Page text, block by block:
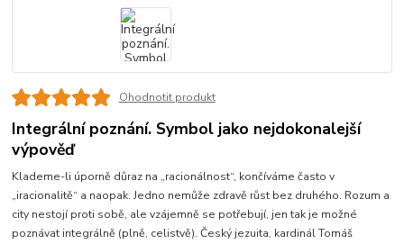
Ohodnotit produkt
Integrální poznání. Symbol jako nejdokonalejší
výpověď
Klademe-li úporně důraz na „racionálnost“, končíváme často v
„iracionalitě“ a naopak. Jedno nemůže zdravě růst bez druhého. Rozum a
city nestojí proti sobě, ale vzájemně se potřebují, jen tak je možné
poznávat integrálně (plně, celistvě). Český jezuita, kardinál Tomáš